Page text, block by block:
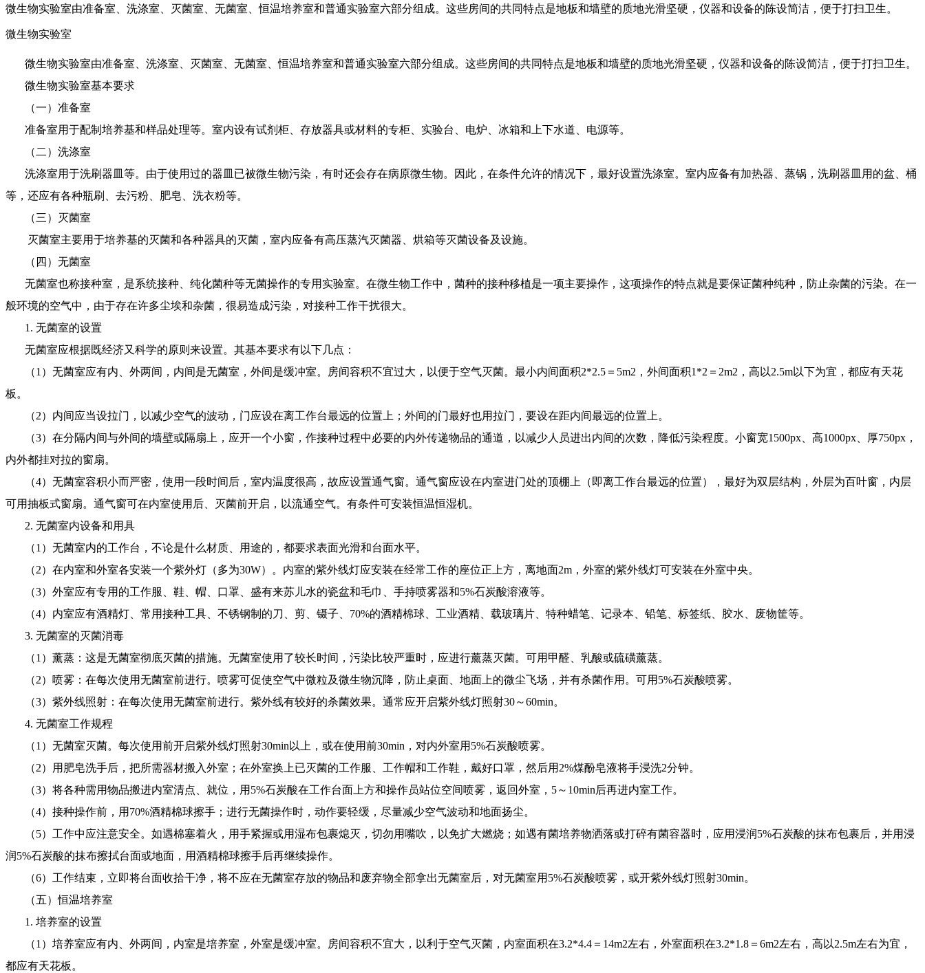
微生物实验室由准备室、洗涤室、灭菌室、无菌室、恒温培养室和普通实验室六部分组成。这些房间的共同特点是地板和墙壁的质地光滑坚硬，仪器和设备的陈设简洁，便于打扫卫生。
微生物实验室
微生物实验室由准备室、洗涤室、灭菌室、无菌室、恒温培养室和普通实验室六部分组成。这些房间的共同特点是地板和墙壁的质地光滑坚硬，仪器和设备的陈设简洁，便于打扫卫生。
微生物实验室基本要求
（一）准备室
准备室用于配制培养基和样品处理等。室内设有试剂柜、存放器具或材料的专柜、实验台、电炉、冰箱和上下水道、电源等。
（二）洗涤室
洗涤室用于洗刷器皿等。由于使用过的器皿已被微生物污染，有时还会存在病原微生物。因此，在条件允许的情况下，最好设置洗涤室。室内应备有加热器、蒸锅，洗刷器皿用的盆、桶
等，还应有各种瓶刷、去污粉、肥皂、洗衣粉等。
（三）灭菌室
灭菌室主要用于培养基的灭菌和各种器具的灭菌，室内应备有高压蒸汽灭菌器、烘箱等灭菌设备及设施。
（四）无菌室
无菌室也称接种室，是系统接种、纯化菌种等无菌操作的专用实验室。在微生物工作中，菌种的接种移植是一项主要操作，这项操作的特点就是要保证菌种纯种，防止杂菌的污染。在一
般环境的空气中，由于存在许多尘埃和杂菌，很易造成污染，对接种工作干扰很大。
1. 无菌室的设置
无菌室应根据既经济又科学的原则来设置。其基本要求有以下几点：
（1）无菌室应有内、外两间，内间是无菌室，外间是缓冲室。房间容积不宜过大，以便于空气灭菌。最小内间面积2*2.5＝5m2，外间面积1*2＝2m2，高以2.5m以下为宜，都应有天花
板。
（2）内间应当设拉门，以减少空气的波动，门应设在离工作台最远的位置上；外间的门最好也用拉门，要设在距内间最远的位置上。
（3）在分隔内间与外间的墙壁或隔扇上，应开一个小窗，作接种过程中必要的内外传递物品的通道，以减少人员进出内间的次数，降低污染程度。小窗宽1500px、高1000px、厚750px，
内外都挂对拉的窗扇。
（4）无菌室容积小而严密，使用一段时间后，室内温度很高，故应设置通气窗。通气窗应设在内室进门处的顶棚上（即离工作台最远的位置），最好为双层结构，外层为百叶窗，内层
可用抽板式窗扇。通气窗可在内室使用后、灭菌前开启，以流通空气。有条件可安装恒温恒湿机。
2. 无菌室内设备和用具
（1）无菌室内的工作台，不论是什么材质、用途的，都要求表面光滑和台面水平。
（2）在内室和外室各安装一个紫外灯（多为30W）。内室的紫外线灯应安装在经常工作的座位正上方，离地面2m，外室的紫外线灯可安装在外室中央。
（3）外室应有专用的工作服、鞋、帽、口罩、盛有来苏儿水的瓷盆和毛巾、手持喷雾器和5%石炭酸溶液等。
（4）内室应有酒精灯、常用接种工具、不锈钢制的刀、剪、镊子、70%的酒精棉球、工业酒精、载玻璃片、特种蜡笔、记录本、铅笔、标签纸、胶水、废物筐等。
3. 无菌室的灭菌消毒
（1）薰蒸：这是无菌室彻底灭菌的措施。无菌室使用了较长时间，污染比较严重时，应进行薰蒸灭菌。可用甲醛、乳酸或硫磺薰蒸。
（2）喷雾：在每次使用无菌室前进行。喷雾可促使空气中微粒及微生物沉降，防止桌面、地面上的微尘飞场，并有杀菌作用。可用5%石炭酸喷雾。
（3）紫外线照射：在每次使用无菌室前进行。紫外线有较好的杀菌效果。通常应开启紫外线灯照射30～60min。
4. 无菌室工作规程
（1）无菌室灭菌。每次使用前开启紫外线灯照射30min以上，或在使用前30min，对内外室用5%石炭酸喷雾。
（2）用肥皂洗手后，把所需器材搬入外室；在外室换上已灭菌的工作服、工作帽和工作鞋，戴好口罩，然后用2%煤酚皂液将手浸洗2分钟。
（3）将各种需用物品搬进内室清点、就位，用5%石炭酸在工作台面上方和操作员站位空间喷雾，返回外室，5～10min后再进内室工作。
（4）接种操作前，用70%酒精棉球擦手；进行无菌操作时，动作要轻缓，尽量减少空气波动和地面扬尘。
（5）工作中应注意安全。如遇棉塞着火，用手紧握或用湿布包裹熄灭，切勿用嘴吹，以免扩大燃烧；如遇有菌培养物洒落或打碎有菌容器时，应用浸润5%石炭酸的抹布包裹后，并用浸
润5%石炭酸的抹布擦拭台面或地面，用酒精棉球擦手后再继续操作。
（6）工作结束，立即将台面收拾干净，将不应在无菌室存放的物品和废弃物全部拿出无菌室后，对无菌室用5%石炭酸喷雾，或开紫外线灯照射30min。
（五）恒温培养室
1. 培养室的设置
（1）培养室应有内、外两间，内室是培养室，外室是缓冲室。房间容积不宜大，以利于空气灭菌，内室面积在3.2*4.4＝14m2左右，外室面积在3.2*1.8＝6m2左右，高以2.5m左右为宜，
都应有天花板。